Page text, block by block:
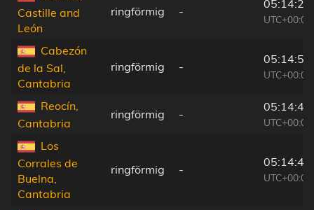
Castille and
León
ringförmig -
05:14:28
UTC+00:00
Cabezón
de la Sal,
Cantabria
ringförmig -
05:14:50
UTC+00:00
Reocín,
Cantabria
ringförmig -
05:14:49
UTC+00:00
Los
Corrales de
Buelna,
Cantabria
ringförmig -
05:14:43
UTC+00:00